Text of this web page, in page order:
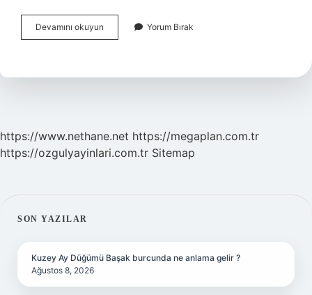
Devamını okuyun
Fiyatı
Yorum Bırak
https://www.nethane.net https://megaplan.com.tr
https://ozgulyayinlari.com.tr Sitemap
SIDEBAR
SON YAZILAR
Kuzey Ay Düğümü Başak burcunda ne anlama gelir ?
Ağustos 8, 2026